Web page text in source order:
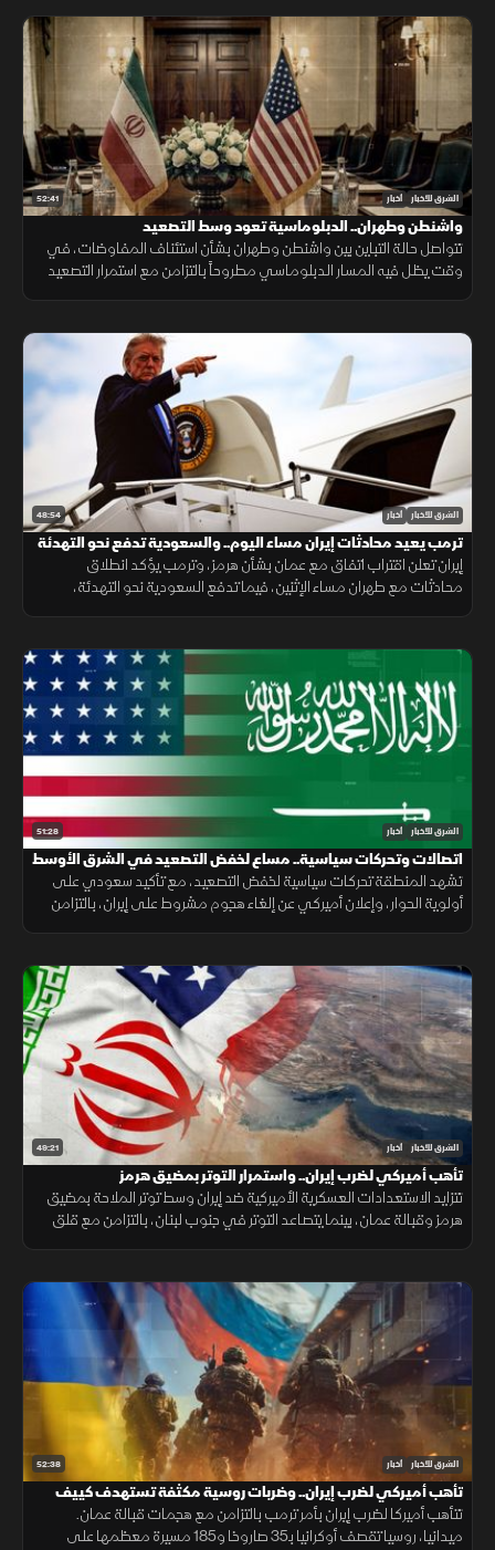
52:41 الشرق للأخبار أخبار
واشنطن وطهران.. الدبلوماسية تعود وسط التصعيد
تتواصل حالة التباين بين واشنطن وطهران بشأن استئناف المفاوضات، في
وقت يظل فيه المسار الدبلوماسي مطروحاً بالتزامن مع استمرار التصعيد
48:54 الشرق للأخبار أخبار
ترمب يعيد محادثات إيران مساء اليوم.. والسعودية تدفع نحو التهدئة
إيران تعلن اقتراب اتفاق مع عمان بشأن هرمز، وترمب يؤكد انطلاق
محادثات مع طهران مساء الإثنين، فيما تدفع السعودية نحو التهدئة،
51:28 الشرق للأخبار أخبار
اتصالات وتحركات سياسية.. مساع لخفض التصعيد في الشرق الأوسط
تشهد المنطقة تحركات سياسية لخفض التصعيد، مع تأكيد سعودي على
أولوية الحوار، وإعلان أميركي عن إلغاء هجوم مشروط على إيران، بالتزامن
49:21 الشرق للأخبار أخبار
تأهب أميركي لضرب إيران.. واستمرار التوتر بمضيق هرمز
تتزايد الاستعدادات العسكرية الأميركية ضد إيران وسط توتر الملاحة بمضيق
هرمز وقبالة عمان، بينما يتصاعد التوتر في جنوب لبنان، بالتزامن مع قلق
52:38 الشرق للأخبار أخبار
تأهب أميركي لضرب إيران.. وضربات روسية مكثفة تستهدف كييف
تتأهب أميركا لضرب إيران بأمر ترمب بالتزامن مع هجمات قبالة عمان.
ميدانيا، روسيا تقصف أوكرانيا بـ35 صاروخا و185 مسيرة معظمها على